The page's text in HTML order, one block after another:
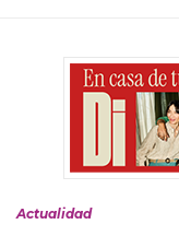
Actualidad